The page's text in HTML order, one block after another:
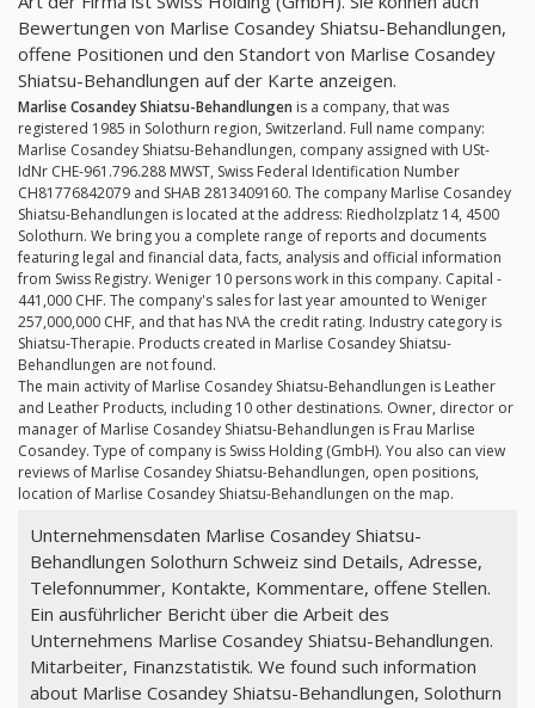
Bewertungen von Marlise Cosandey Shiatsu-Behandlungen,
offene Positionen und den Standort von Marlise Cosandey
Shiatsu-Behandlungen auf der Karte anzeigen.
Marlise Cosandey Shiatsu-Behandlungen is a company, that was
registered 1985 in Solothurn region, Switzerland. Full name company:
Marlise Cosandey Shiatsu-Behandlungen, company assigned with USt-
IdNr CHE-961.796.288 MWST, Swiss Federal Identification Number
CH81776842079 and SHAB 2813409160. The company Marlise Cosandey
Shiatsu-Behandlungen is located at the address: Riedholzplatz 14, 4500
Solothurn. We bring you a complete range of reports and documents
featuring legal and financial data, facts, analysis and official information
from Swiss Registry. Weniger 10 persons work in this company. Capital -
441,000 CHF. The company's sales for last year amounted to Weniger
257,000,000 CHF, and that has N\A the credit rating. Industry category is
Shiatsu-Therapie. Products created in Marlise Cosandey Shiatsu-
Behandlungen are not found.
The main activity of Marlise Cosandey Shiatsu-Behandlungen is Leather
and Leather Products, including 10 other destinations. Owner, director or
manager of Marlise Cosandey Shiatsu-Behandlungen is Frau Marlise
Cosandey. Type of company is Swiss Holding (GmbH). You also can view
reviews of Marlise Cosandey Shiatsu-Behandlungen, open positions,
location of Marlise Cosandey Shiatsu-Behandlungen on the map.
Unternehmensdaten Marlise Cosandey Shiatsu-
Behandlungen Solothurn Schweiz sind Details, Adresse,
Telefonnummer, Kontakte, Kommentare, offene Stellen.
Ein ausführlicher Bericht über die Arbeit des
Unternehmens Marlise Cosandey Shiatsu-Behandlungen.
Mitarbeiter, Finanzstatistik. We found such information
about Marlise Cosandey Shiatsu-Behandlungen, Solothurn